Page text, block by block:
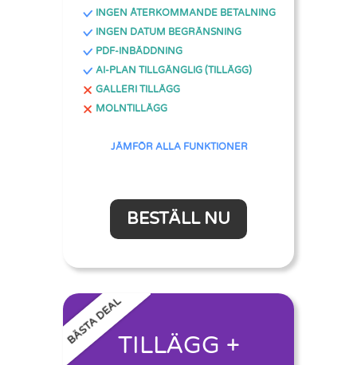
INGEN ÅTERKOMMANDE BETALNING
INGEN DATUM BEGRÄNSNING
PDF-INBÄDDNING
AI-PLAN TILLGÄNGLIG (TILLÄGG)
GALLERI TILLÄGG
MOLNTILLÄGG
JÄMFÖR ALLA FUNKTIONER
BESTÄLL NU
BÄSTA DEALTILLÄGG +